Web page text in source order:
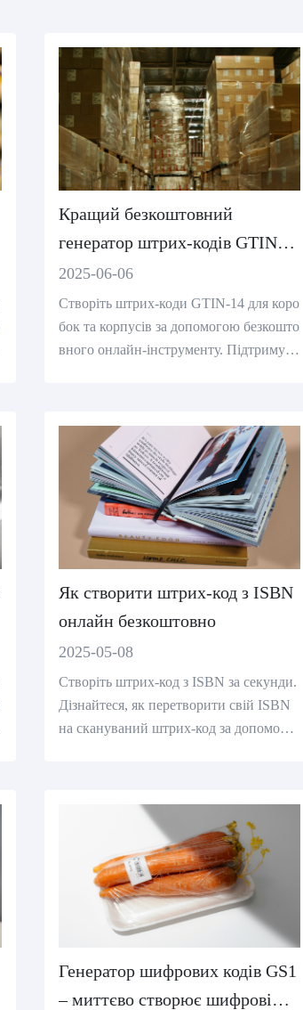
Кращий безкоштовний
генератор штрих-кодів GTIN-
14 для відстеження коробок та
корпусів
2025-06-06
Створіть штрих-коди GTIN-14 для коро
бок та корпусів за допомогою безкошто
вного онлайн-інструменту. Підтримує I
Як створити штрих-код з ISBN
онлайн безкоштовно
2025-05-08
Створіть штрих-код з ISBN за секунди.
Дізнайтеся, як перетворити свій ISBN
на скануваний штрих-код за допомого
Генератор шифрових кодів GS1
– миттєво створює шифрові